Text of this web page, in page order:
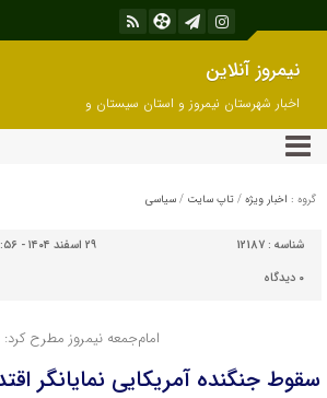
نیمروز آنلاین
اخبار شهرستان نیمروز و استان سیستان و
بلوچستان
گروه : اخبار ویژه / تاپ سایت / سیاسی
شناسه : 12187
۲۹ اسفند ۱۴۰۴ - ۱۴:۵۶
۰ دیدگاه
امام‌جمعه نیمروز مطرح کرد:
سقوط جنگنده آمریکایی نمایانگر